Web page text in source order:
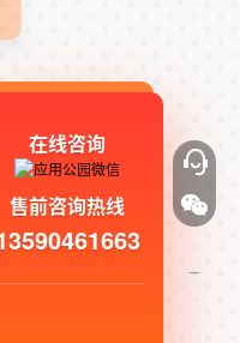
没有技术
在线咨询
售前咨询热线